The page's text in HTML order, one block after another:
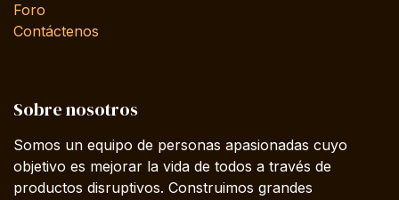
Foro
Contáctenos
Sobre nosotros
Somos un equipo de personas apasionadas cuyo
objetivo es mejorar la vida de todos a través de
productos disruptivos. Construimos grandes